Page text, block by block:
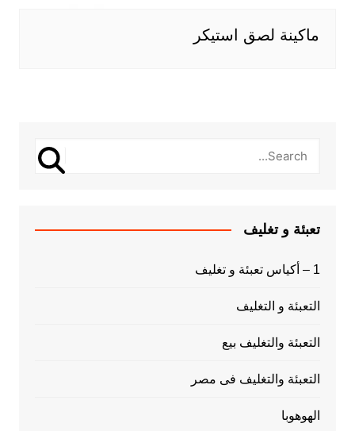
ماكينة لصق استيكر
تعبئة و تغليف
1 – أكياس تعبئة و تغليف
التعبئة و التغليف
التعبئة والتغليف بيع
التعبئة والتغليف فى مصر
الهوهوبا